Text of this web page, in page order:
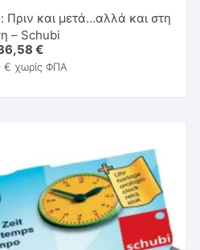
Πριν και μετά…αλλά και στη
– Schubi
€
€ χωρίς ΦΠΑ